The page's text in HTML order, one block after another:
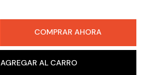
COMPRAR AHORA
AGREGAR AL CARRO